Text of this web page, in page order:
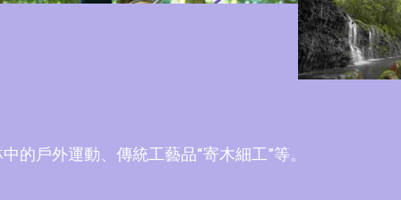
的戶外運動、傳統工藝品“寄木細工”等。